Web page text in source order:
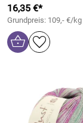
16,35 €*
Grundpreis: 109,- €/kg